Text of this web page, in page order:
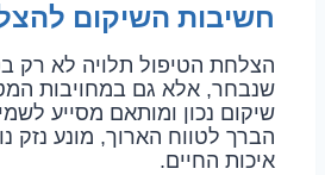
חשיבות השיקום
הצלחת הטיפול תלויה לא רק
שנבחר, אלא גם במחויבות
שיקום נכון ומותאם מסייע
הברך לטווח הארוך, מונע נזק
איכות החיים.